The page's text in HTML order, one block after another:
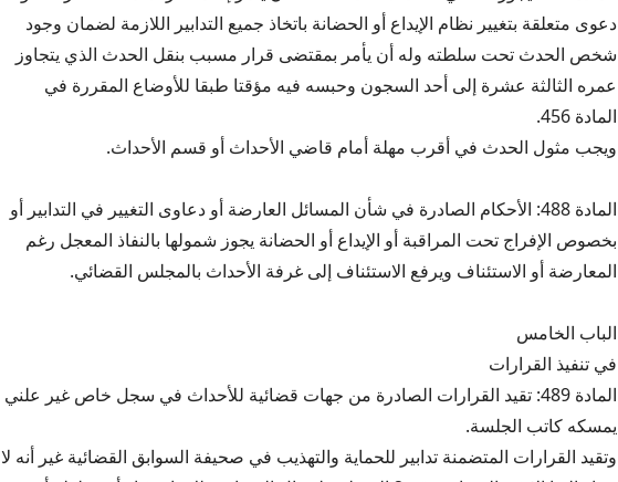
دعوى متعلقة بتغيير نظام الإيداع أو الحضانة باتخاذ جميع التدابير اللازمة لضمان وجود
شخص الحدث تحت سلطته وله أن يأمر بمقتضى قرار مسبب بنقل الحدث الذي يتجاوز
عمره الثالثة عشرة إلى أحد السجون وحبسه فيه مؤقتا طبقا للأوضاع المقررة في
المادة 456.
ويجب مثول الحدث في أقرب مهلة أمام قاضي الأحداث أو قسم الأحداث.
المادة 488: الأحكام الصادرة في شأن المسائل العارضة أو دعاوى التغيير في التدابير أو
بخصوص الإفراج تحت المراقبة أو الإيداع أو الحضانة يجوز شمولها بالنفاذ المعجل رغم
المعارضة أو الاستئناف ويرفع الاستئناف إلى غرفة الأحداث بالمجلس القضائي.
الباب الخامس
في تنفيذ القرارات
المادة 489: تقيد القرارات الصادرة من جهات قضائية للأحداث في سجل خاص غير علني
يمسكه كاتب الجلسة.
وتقيد القرارات المتضمنة تدابير للحماية والتهذيب في صحيفة السوابق القضائية غير أنه لا